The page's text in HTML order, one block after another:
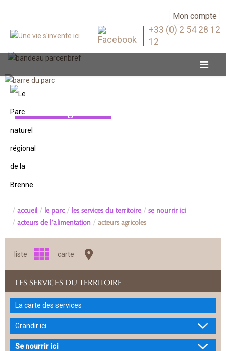
Mon compte
+33 (0) 2 54 28 12
12
accueil le parc les services du territoire se nourrir ici
acteurs de l’alimentation acteurs agricoles
liste carte
LES SERVICES DU TERRITOIRE
La carte des services
Grandir ici
Se nourrir ici